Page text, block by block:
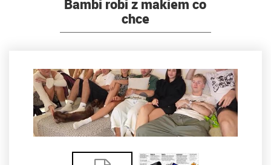
Bambi robi z makiem co
chce